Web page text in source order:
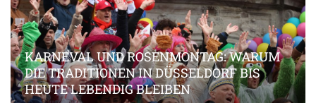
KARNEVAL UND ROSENMONTAG: WARUM
DIE TRADITIONEN IN DÜSSELDORF BIS
HEUTE LEBENDIG BLEIBEN